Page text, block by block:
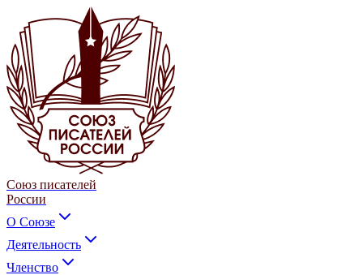
Союз писателей
России
О Союзе
Деятельность
Членство